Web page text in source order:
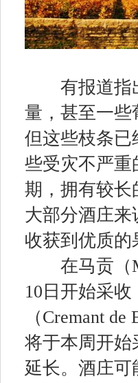
有报道指出
量，甚至一些
但这些枝条已
些受灾不严重
期，拥有较长
大部分酒庄来
收获到优质的
在马贡（
10日开始采
（Cremant
将于本周开始
延长。酒庄